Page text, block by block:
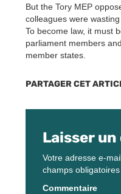
But the Tory MEP
colleagues were wasting
To become law, it must
parliament members
member states.
PARTAGER CET
Laisser
Votre adresse e-
champs
Commentaire